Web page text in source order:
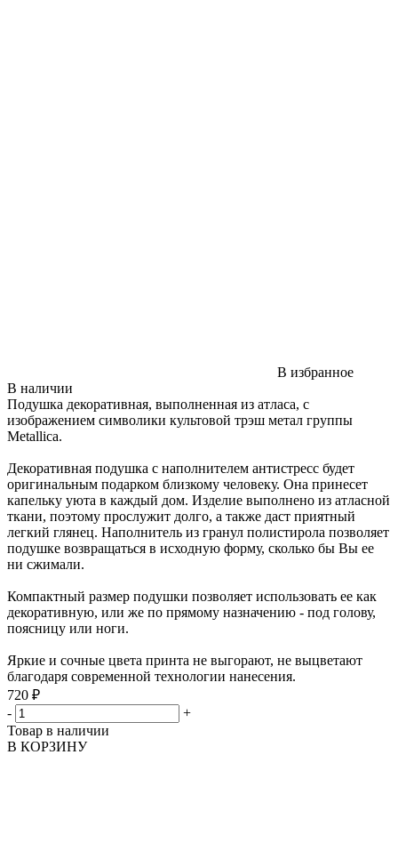
В избранное
В наличии
Подушка декоративная, выполненная из атласа, с
изображением символики культовой трэш метал группы
Metallica.
Декоративная подушка с наполнителем антистресс будет
оригинальным подарком близкому человеку. Она принесет
капельку уюта в каждый дом. Изделие выполнено из атласной
ткани, поэтому прослужит долго, а также даст приятный
легкий глянец. Наполнитель из гранул полистирола позволяет
подушке возвращаться в исходную форму, сколько бы Вы ее
ни сжимали.
Компактный размер подушки позволяет использовать ее как
декоративную, или же по прямому назначению - под голову,
поясницу или ноги.
Яркие и сочные цвета принта не выгорают, не выцветают
благодаря современной технологии нанесения.
720 ₽
-
+
Товар в наличии
В КОРЗИНУ